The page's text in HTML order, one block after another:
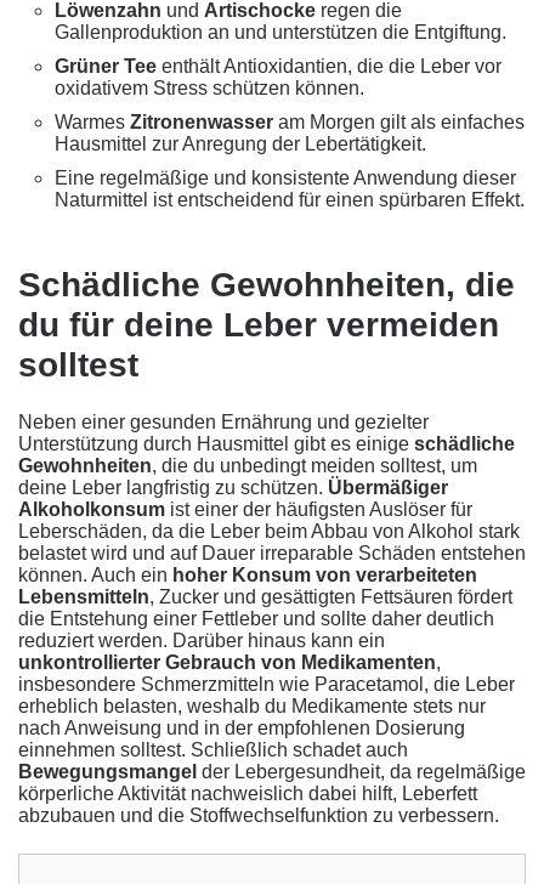
Löwenzahn und Artischocke regen die
Gallenproduktion an und unterstützen die Entgiftung.
Grüner Tee enthält Antioxidantien, die die Leber vor
oxidativem Stress schützen können.
Warmes Zitronenwasser am Morgen gilt als einfaches
Hausmittel zur Anregung der Lebertätigkeit.
Eine regelmäßige und konsistente Anwendung dieser
Naturmittel ist entscheidend für einen spürbaren Effekt.
Schädliche Gewohnheiten, die
du für deine Leber vermeiden
solltest
Neben einer gesunden Ernährung und gezielter
Unterstützung durch Hausmittel gibt es einige schädliche
Gewohnheiten, die du unbedingt meiden solltest, um
deine Leber langfristig zu schützen. Übermäßiger
Alkoholkonsum ist einer der häufigsten Auslöser für
Leberschäden, da die Leber beim Abbau von Alkohol stark
belastet wird und auf Dauer irreparable Schäden entstehen
können. Auch ein hoher Konsum von verarbeiteten
Lebensmitteln, Zucker und gesättigten Fettsäuren fördert
die Entstehung einer Fettleber und sollte daher deutlich
reduziert werden. Darüber hinaus kann ein
unkontrollierter Gebrauch von Medikamenten,
insbesondere Schmerzmitteln wie Paracetamol, die Leber
erheblich belasten, weshalb du Medikamente stets nur
nach Anweisung und in der empfohlenen Dosierung
einnehmen solltest. Schließlich schadet auch
Bewegungsmangel der Lebergesundheit, da regelmäßige
körperliche Aktivität nachweislich dabei hilft, Leberfett
abzubauen und die Stoffwechselfunktion zu verbessern.